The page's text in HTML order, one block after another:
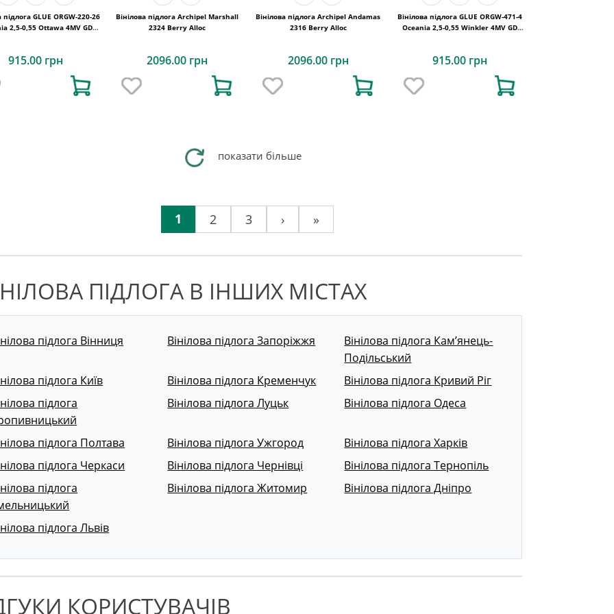
підлога GLUE ORGW-220-26
2,5-0,55 Ottawa 4MV GD
915.00 грн
Вінілова підлога Archipel Marshall
2324 Berry Alloc
2096.00 грн
Вінілова підлога Archipel Andamas
2316 Berry Alloc
2096.00 грн
Вінілова підлога GLUE ORGW-471-4
Oceania 2,5-0,55 Winkler 4MV GD
915.00 грн
показати більше
1 2 3 › »
ПІДЛОГА В ІНШИХ МІСТАХ
підлога Вінниця Вінілова підлога Запоріжжя
Вінілова підлога Кам’янець-
Подільський
підлога Київ
Вінілова підлога Кременчук
Вінілова підлога Кривий Ріг
підлога
Вінілова підлога Луцьк Вінілова підлога Одеса
підлога Полтава Вінілова підлога Ужгород
Вінілова підлога Харків
підлога Черкаси
Вінілова підлога Чернівці
Вінілова підлога Тернопіль
підлога
Вінілова підлога Житомир Вінілова підлога Дніпро
підлога Львів
КОРИСТУВАЧІВ